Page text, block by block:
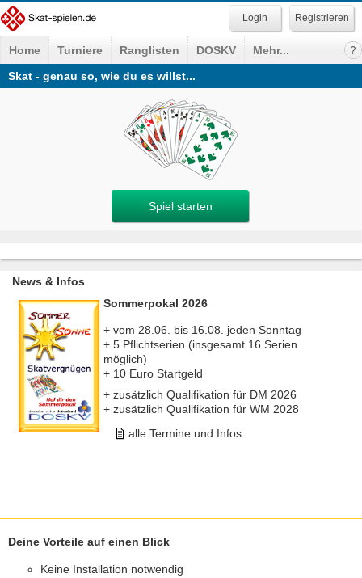
Registrieren
Home Turniere Ranglisten DOSKV
Mehr...
Skat - genau so, wie du es willst...
Spiel starten
News & Infos
Sommerpokal 2026
+ vom 28.06. bis 16.08. jeden Sonntag
+ 5 Pflichtserien (insgesamt 16 Serien
möglich)
+ 10 Euro Startgeld
+ zusätzlich Qualifikation für DM 2026
+ zusätzlich Qualifikation für WM 2028
alle Termine und Infos
Deine Vorteile auf einen Blick
Keine Installation notwendig